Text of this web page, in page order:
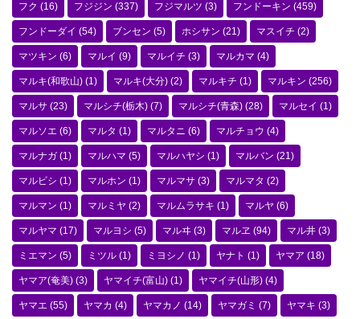
フク (16) フジジン (337) フジマルツ (3) フンドーキン (459)
フンドーダイ (54) ブンセン (5) ホシサン (21) マスイチ (2)
マツキン (6) マルイ (9) マルイチ (3) マルカマ (4)
マルキ(和歌山) (1) マルキ(大分) (2) マルキチ (1) マルキン (256)
マルサ (23) マルシチ(栃木) (7) マルシチ(青森) (28) マルセイ (1)
マルソエ (6) マルタ (1) マルタニ (6) マルチョウ (4)
マルナガ (1) マルハマ (5) マルハヤシ (1) マルバン (21)
マルビシ (1) マルホン (1) マルマサ (3) マルマタ (2)
マルマン (1) マルミヤ (2) マルムラサキ (1) マルヤ (6)
マルヤマ (17) マルヨシ (5) マルヰ (3) マルヱ (94) マル井 (3)
ミエマン (5) ミツル (1) ミヨシノ (1) ヤナト (1) ヤマア (18)
ヤマア(奄美) (3) ヤマイチ(富山) (1) ヤマイチ(山形) (4)
ヤマエ (55) ヤマカ (4) ヤマカノ (14) ヤマガミ (7) ヤマキ (3)